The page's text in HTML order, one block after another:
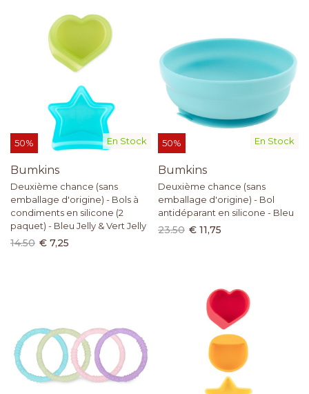
En Stock
50%
Bumkins
Deuxième chance (sans
emballage d'origine) - Bols à
condiments en silicone (2
paquet) - Bleu Jelly & Vert Jelly
14.50 € 7,25
En Stock
50%
Bumkins
Deuxième chance (sans
emballage d'origine) - Bol
antidéparant en silicone - Bleu
23.50 € 11,75